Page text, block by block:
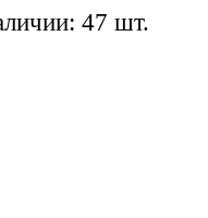
47 шт.